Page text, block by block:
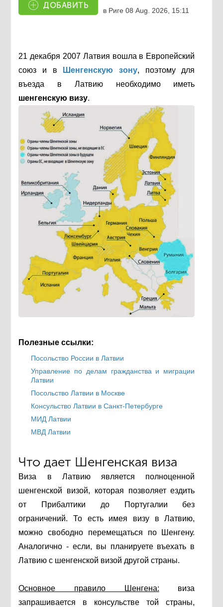
ДОБАВИТЬ
в Риге08 Aug. 2026, 15:11
21 декабря 2007 Латвия вошла в Европейский
союз и в
Шенгенскую зону, поэтому для
въезда в Латвию необходимо иметь
шенгенскую визу.
Полезные ссылки:
Посольство России в Латвии
Управление по делам гражданства и миграции
Латвии
Посольство Латвии в Москве
Консульство Латвии в Санкт-Петербурге
МИД Латвии
МВД Латвии
Что дает Шенгенская виза
Виза в Латвию является полноценной
шенгенской визой, которая позволяет ездить
от Прибалтики до Португалии без
ограничений. То есть имея визу в Латвию,
можно свободно перемещаться по Шенгену.
Аналогично - если, вы планируете въехать в
Латвию с шенгенской визой другой страны.
Основное правило Шенгена:
виза
запрашивается в консульстве той страны,